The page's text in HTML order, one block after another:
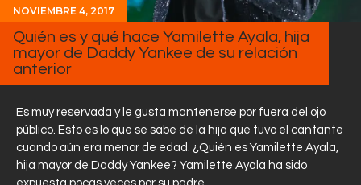
Sobre Nosotros
Contactos
NOVIEMBRE 4, 2017
Quién es y qué hace Yamilette Ayala, hija
mayor de Daddy Yankee de su relación
anterior
Es muy reservada y le gusta mantenerse por fuera del ojo
público. Esto es lo que se sabe de la hija que tuvo el cantante
cuando aún era menor de edad. ¿Quién es Yamilette Ayala,
hija mayor de Daddy Yankee? Yamilette Ayala ha sido